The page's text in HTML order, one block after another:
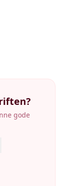
gode